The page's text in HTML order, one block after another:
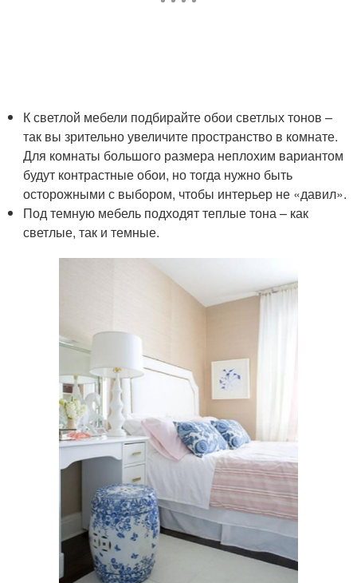
К светлой мебели подбирайте обои светлых тонов –
так вы зрительно увеличите пространство в комнате.
Для комнаты большого размера неплохим вариантом
будут контрастные обои, но тогда нужно быть
осторожными с выбором, чтобы интерьер не «давил».
Под темную мебель подходят теплые тона – как
светлые, так и темные.